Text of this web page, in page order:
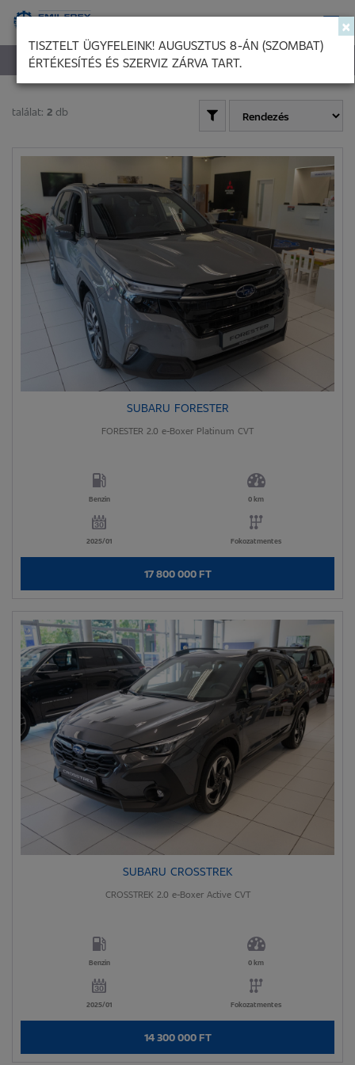
SZALONAUTÓK
találat: 2 db
SUBARU FORESTER
FORESTER 2.0 e-Boxer Platinum CVT
Benzin 0 km
2025/01 Fokozatmentes
17 800 000 FT
SUBARU CROSSTREK
CROSSTREK 2.0 e-Boxer Active CVT
Benzin 0 km
2025/01 Fokozatmentes
14 300 000 FT
×
TISZTELT ÜGYFELEINK! AUGUSZTUS 8-ÁN (SZOMBAT)
ÉRTÉKESÍTÉS ÉS SZERVIZ ZÁRVA TART.